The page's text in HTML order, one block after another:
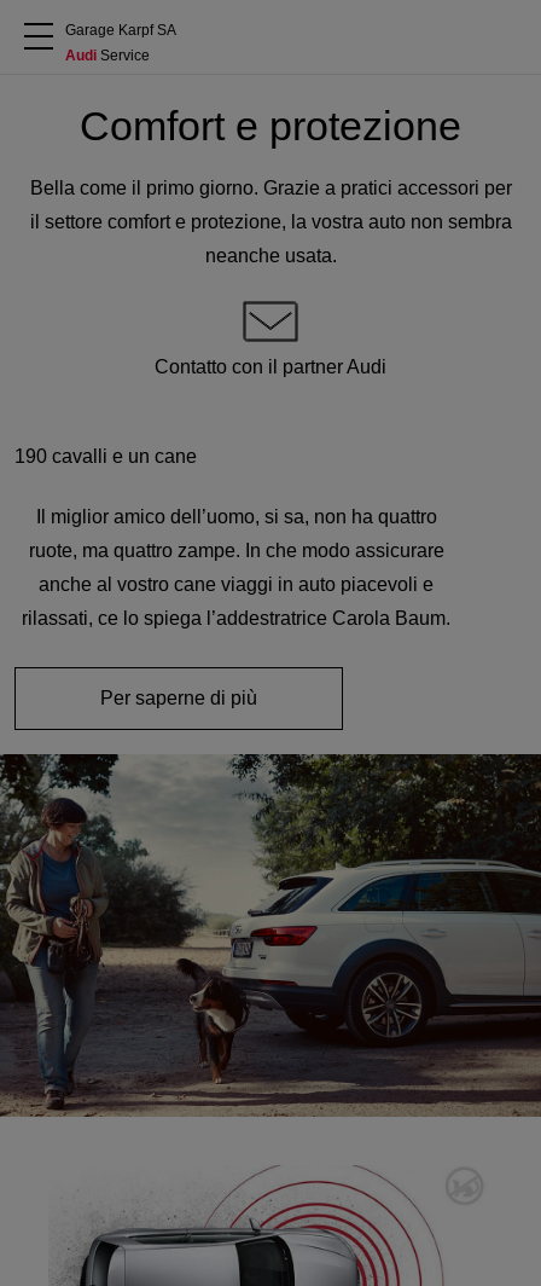
Chi siamo
Acquistare Audi
Garage Karpf SA
Audi Service
Comfort e protezione
Bella come il primo giorno. Grazie a pratici accessori per
il settore comfort e protezione, la vostra auto non sembra
neanche usata.
Contatto con il partner Audi
190 cavalli e un cane
Il miglior amico dell’uomo, si sa, non ha quattro
ruote, ma quattro zampe. In che modo assicurare
anche al vostro cane viaggi in auto piacevoli e
rilassati, ce lo spiega l’addestratrice Carola Baum.
Per saperne di più